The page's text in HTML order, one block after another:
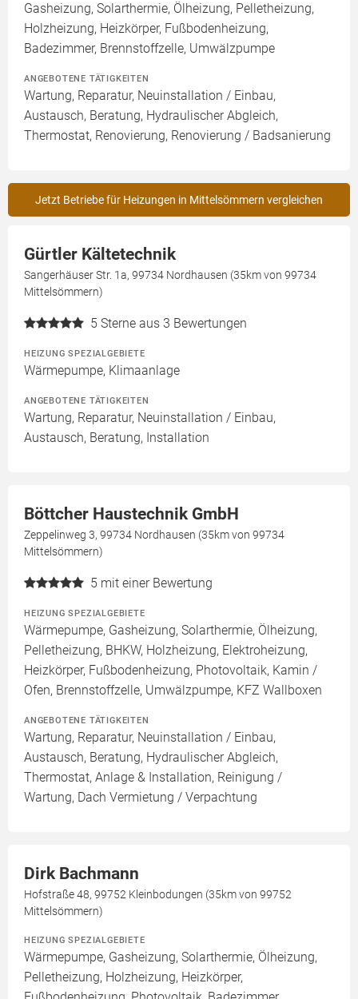
Gasheizung, Solarthermie, Ölheizung, Pelletheizung,
Holzheizung, Heizkörper, Fußbodenheizung,
Badezimmer, Brennstoffzelle, Umwälzpumpe
ANGEBOTENE TÄTIGKEITEN
Wartung, Reparatur, Neuinstallation / Einbau,
Austausch, Beratung, Hydraulischer Abgleich,
Thermostat, Renovierung, Renovierung / Badsanierung
Jetzt Betriebe für Heizungen in Mittelsömmern vergleichen
Gürtler Kältetechnik
Sangerhäuser Str. 1a, 99734 Nordhausen (35km von 99734
Mittelsömmern)
5 Sterne aus 3 Bewertungen
HEIZUNG SPEZIALGEBIETE
Wärmepumpe, Klimaanlage
ANGEBOTENE TÄTIGKEITEN
Wartung, Reparatur, Neuinstallation / Einbau,
Austausch, Beratung, Installation
Böttcher Haustechnik GmbH
Zeppelinweg 3, 99734 Nordhausen (35km von 99734
Mittelsömmern)
5 mit einer Bewertung
HEIZUNG SPEZIALGEBIETE
Wärmepumpe, Gasheizung, Solarthermie, Ölheizung,
Pelletheizung, BHKW, Holzheizung, Elektroheizung,
Heizkörper, Fußbodenheizung, Photovoltaik, Kamin /
Ofen, Brennstoffzelle, Umwälzpumpe, KFZ Wallboxen
ANGEBOTENE TÄTIGKEITEN
Wartung, Reparatur, Neuinstallation / Einbau,
Austausch, Beratung, Hydraulischer Abgleich,
Thermostat, Anlage & Installation, Reinigung /
Wartung, Dach Vermietung / Verpachtung
Dirk Bachmann
Hofstraße 48, 99752 Kleinbodungen (35km von 99752
Mittelsömmern)
HEIZUNG SPEZIALGEBIETE
Wärmepumpe, Gasheizung, Solarthermie, Ölheizung,
Pelletheizung, Holzheizung, Heizkörper,